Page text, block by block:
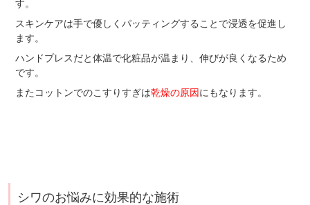
す。
スキンケアは手で優しくパッティングすることで浸透を促進し
ます。
ハンドプレスだと体温で化粧品が温まり、伸びが良くなるため
です。
またコットンでのこすりすぎは乾燥の原因にもなります。
シワのお悩みに効果的な施術